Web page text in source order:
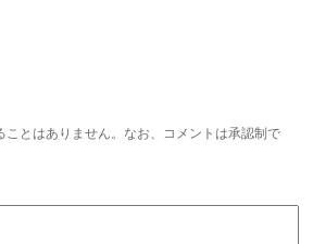
ことはありません。なお、コメントは承認制で